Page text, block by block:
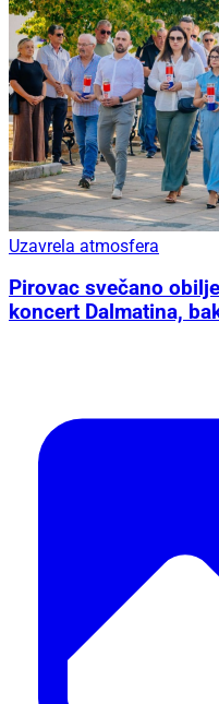
Uzavrela atmosfera
Pirovac svečano
koncert Dalmatina,